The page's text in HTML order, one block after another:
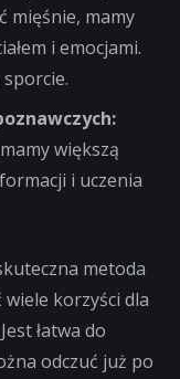
mięśnie, mamy
i emocjami.
większą
i uczenia
metoda
korzyści dla
łatwa do
odczuć już po